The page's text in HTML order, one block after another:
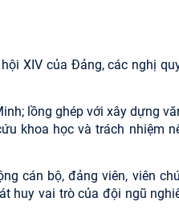
XIV của Đảng, các nghị
lồng ghép với xây dựng
khoa học và trách nhiệm
cán bộ, đảng viên, viên
huy vai trò của đội ngũ